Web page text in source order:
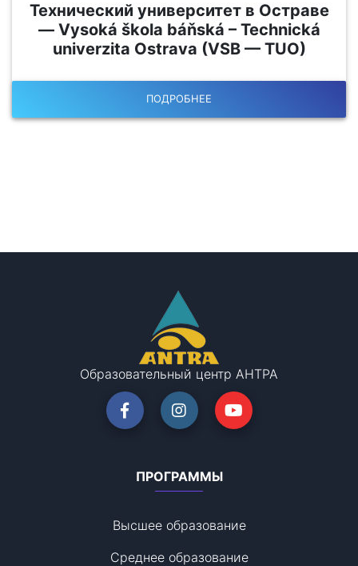
Технический университет в Остраве
— Vysoká škola báňská – Technická
univerzita Ostrava (VSB — TUO)
ПОДРОБНЕЕ
Образовательный центр АНТРА
ПРОГРАММЫ
Высшее образование
Среднее образование